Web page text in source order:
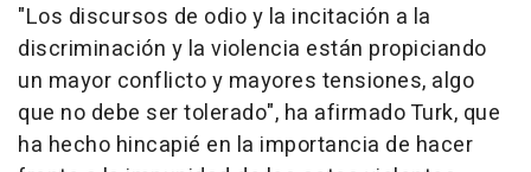
"Los discursos de odio y la incitación a la
discriminación y la violencia están propiciando
un mayor conflicto y mayores tensiones, algo
que no debe ser tolerado", ha afirmado Turk, que
ha hecho hincapié en la importancia de hacer